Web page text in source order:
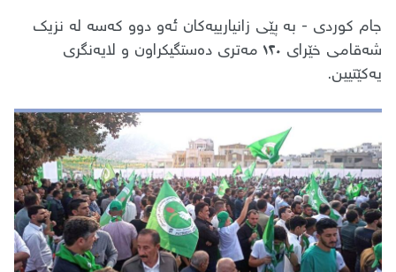
جام کوردی - بە پێی زانیارییەکان ئەو دوو کەسە لە نزیک
شەقامی خێرای ١٢٠ مەتری دەستگیکراون و لایەنگری
یەکێتیین.